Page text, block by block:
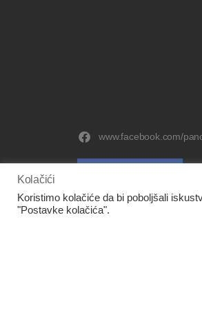
www.facebook.com/
Kolačići
Koristimo kolačiće da bi poboljšali
"Postavke kolačića".